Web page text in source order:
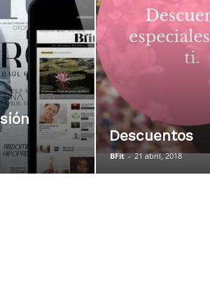
Descuentos
BFit - 21 abril, 2018